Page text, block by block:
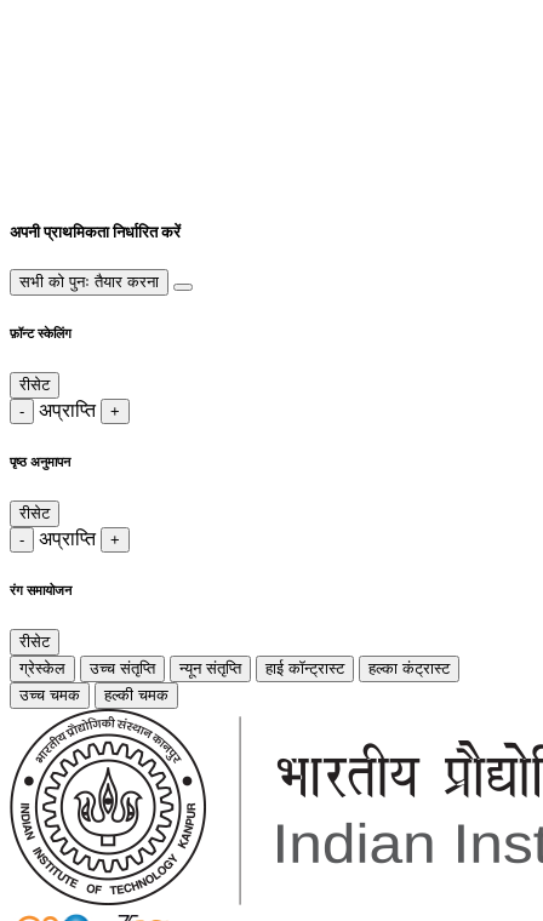
अपनी प्राथमिकता निर्धारित करें
सभी को पुनः तैयार करना
फ़ॉन्ट स्केलिंग
रीसेट
-
अप्राप्ति +
पृष्ठ अनुमापन
रीसेट
-
अप्राप्ति +
रंग समायोजन
रीसेट
ग्रेस्केल
उच्च संतृप्ति न्यून संतृप्ति हाई कॉन्ट्रास्ट
हल्का कंट्रास्ट
उच्च चमक
हल्की चमक